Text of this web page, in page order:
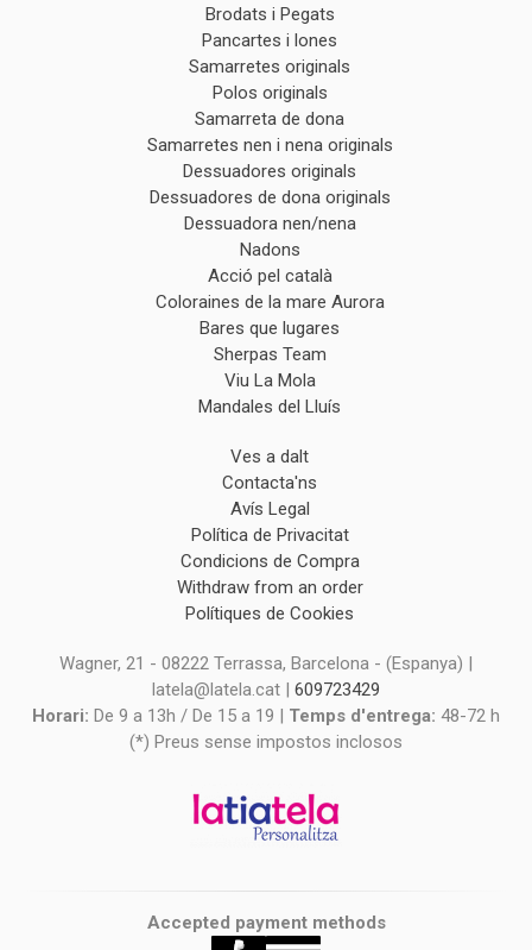
Brodats i Pegats
Pancartes i lones
Samarretes originals
Polos originals
Samarreta de dona
Samarretes nen i nena originals
Dessuadores originals
Dessuadores de dona originals
Dessuadora nen/nena
Nadons
Acció pel català
Coloraines de la mare Aurora
Bares que lugares
Sherpas Team
Viu La Mola
Mandales del Lluís
Ves a dalt
Contacta'ns
Avís Legal
Política de Privacitat
Condicions de Compra
Withdraw from an order
Polítiques de Cookies
Wagner, 21 - 08222 Terrassa, Barcelona - (Espanya) |
latela@latela.cat | 609723429
Horari: De 9 a 13h / De 15 a 19 | Temps d'entrega: 48-72 h
(*) Preus sense impostos inclosos
Accepted payment methods